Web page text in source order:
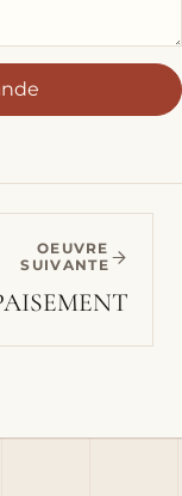
OEUVRE
SUIVANTE